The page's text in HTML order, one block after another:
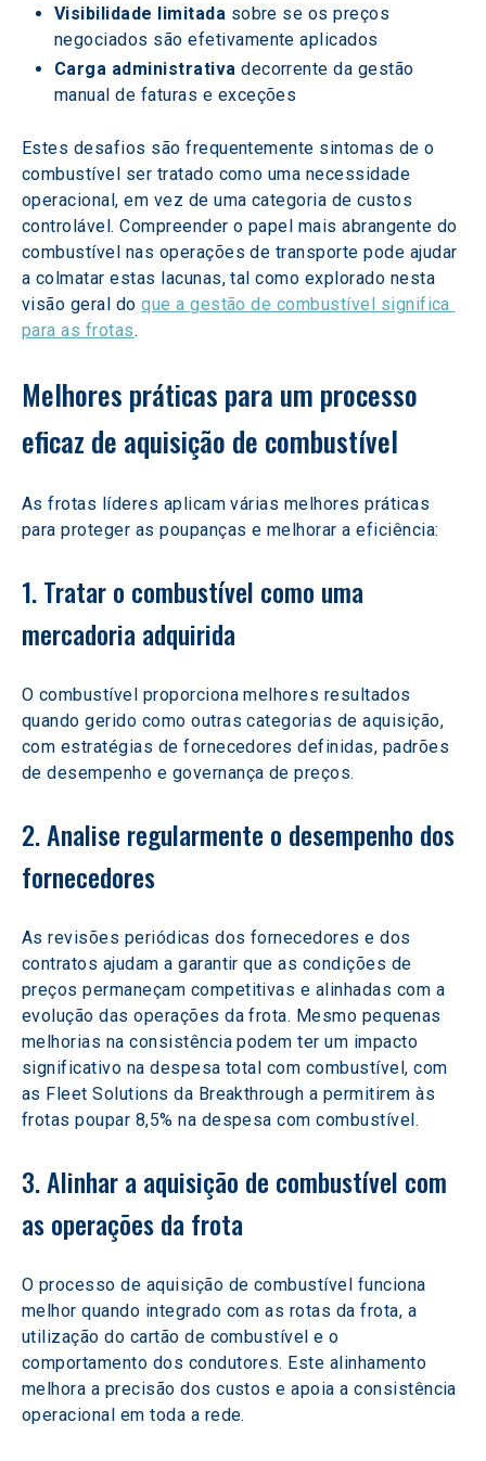
Visibilidade limitada sobre se os preços
negociados são efetivamente aplicados
Carga administrativa decorrente da gestão
manual de faturas e exceções
Estes desafios são frequentemente sintomas de o
combustível ser tratado como uma necessidade
operacional, em vez de uma categoria de custos
controlável. Compreender o papel mais abrangente do
combustível nas operações de transporte pode ajudar
a colmatar estas lacunas, tal como explorado nesta
visão geral do que a gestão de combustível significa
para as frotas.
Melhores práticas para um processo
eficaz de aquisição de combustível
As frotas líderes aplicam várias melhores práticas
para proteger as poupanças e melhorar a eficiência:
1. Tratar o combustível como uma
mercadoria adquirida
O combustível proporciona melhores resultados
quando gerido como outras categorias de aquisição,
com estratégias de fornecedores definidas, padrões
de desempenho e governança de preços.
2. Analise regularmente o desempenho dos
fornecedores
As revisões periódicas dos fornecedores e dos
contratos ajudam a garantir que as condições de
preços permaneçam competitivas e alinhadas com a
evolução das operações da frota. Mesmo pequenas
melhorias na consistência podem ter um impacto
significativo na despesa total com combustível, com
as Fleet Solutions da Breakthrough a permitirem às
frotas poupar 8,5% na despesa com combustível.
3. Alinhar a aquisição de combustível com
as operações da frota
O processo de aquisição de combustível funciona
melhor quando integrado com as rotas da frota, a
utilização do cartão de combustível e o
comportamento dos condutores. Este alinhamento
melhora a precisão dos custos e apoia a consistência
operacional em toda a rede.